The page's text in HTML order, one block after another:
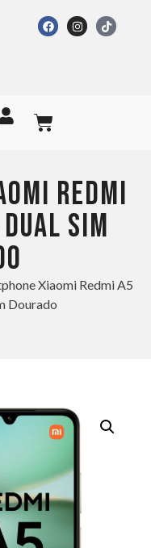
REDMI
SIM
Xiaomi Redmi A5
Dourado